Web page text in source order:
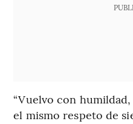
“Vuelvo con
el mismo respeto de